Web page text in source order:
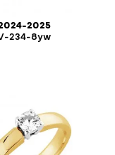
2025
234-8yw